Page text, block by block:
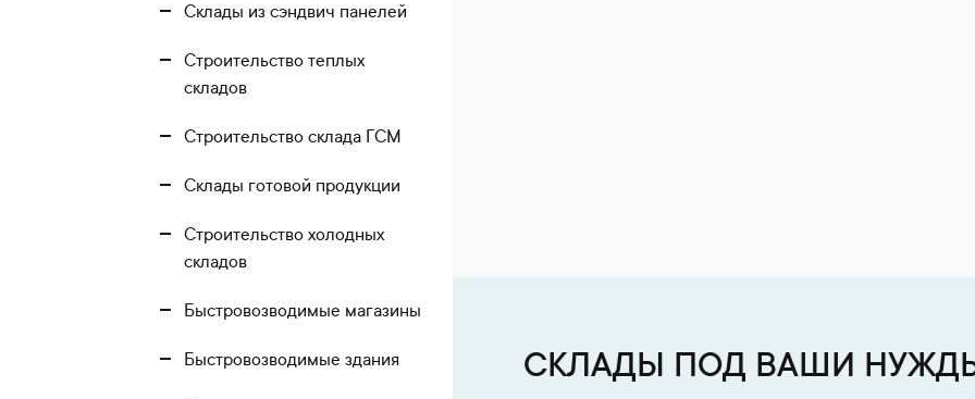
Склады из сэндвич панелей
Строительство теплых
складов
Строительство склада ГСМ
Склады готовой продукции
Строительство холодных
складов
Быстровозводимые магазины
Быстровозводимые здания СКЛАДЫ ПОД ВАШИ